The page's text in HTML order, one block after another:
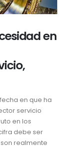
en
en que ha
servicio
en los
debe ser
son realmente